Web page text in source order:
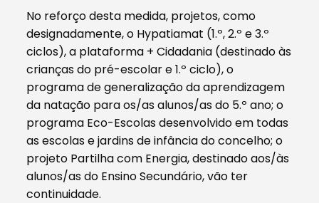
No reforço desta medida, projetos, como
designadamente, o Hypatiamat (1.º, 2.º e 3.º
ciclos), a plataforma + Cidadania (destinado às
crianças do pré-escolar e 1.º ciclo), o
programa de generalização da aprendizagem
da natação para os/as alunos/as do 5.º ano; o
programa Eco-Escolas desenvolvido em todas
as escolas e jardins de infância do concelho; o
projeto Partilha com Energia, destinado aos/às
alunos/as do Ensino Secundário, vão ter
continuidade.